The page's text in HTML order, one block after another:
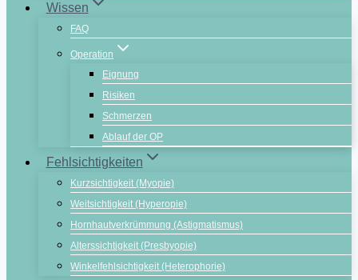
Wissen
FAQ
Operation
Eignung
Risiken
Schmerzen
Ablauf der OP
Fehlsichtigkeiten
Kurzsichtigkeit (Myopie)
Weitsichtigkeit (Hyperopie)
Hornhautverkrümmung (Astigmatismus)
Alterssichtigkeit (Presbyopie)
Winkelfehlsichtigkeit (Heterophorie)